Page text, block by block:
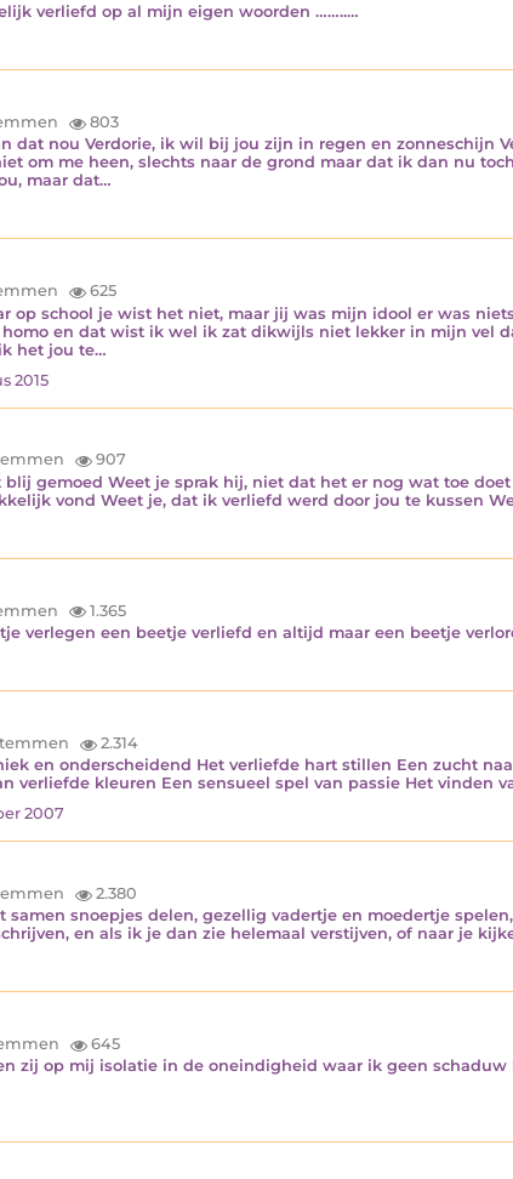
verliefd op al mijn eigen woorden ……..…
803
dat nou Verdorie, ik wil bij jou zijn in regen en zonneschijn
om me heen, slechts naar de grond maar dat ik dan nu
maar dat…
625
op school je wist het niet, maar jij was mijn idool er was
en dat wist ik wel ik zat dikwijls niet lekker in mijn vel
het jou te…
2015
907
gemoed Weet je sprak hij, niet dat het er nog wat toe
vond Weet je, dat ik verliefd werd door jou te kussen
1.365
verlegen een beetje verliefd en altijd maar een beetje
2.314
en onderscheidend Het verliefde hart stillen Een zucht
verliefde kleuren Een sensueel spel van passie Het vinden
2007
2.380
samen snoepjes delen, gezellig vadertje en moedertje
en als ik je dan zie helemaal verstijven, of naar je
645
zij op mij isolatie in de oneindigheid waar ik geen